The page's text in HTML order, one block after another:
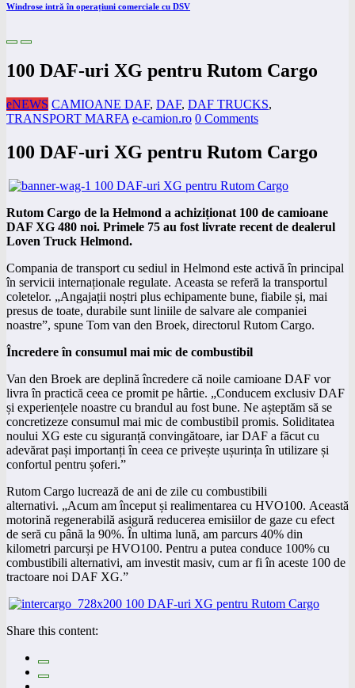
Windrose intră în operațiuni comerciale cu DSV
100 DAF-uri XG pentru Rutom Cargo
eNEWS CAMIOANE DAF, DAF, DAF TRUCKS,
TRANSPORT MARFA e-camion.ro 0 Comments
100 DAF-uri XG pentru Rutom Cargo
Rutom Cargo de la Helmond a achiziționat 100 de camioane
DAF XG 480 noi. Primele 75 au fost livrate recent de dealerul
Loven Truck Helmond.
Compania de transport cu sediul in Helmond este activă în principal
în servicii internaționale regulate. Aceasta se referă la transportul
coletelor. „Angajații noștri plus echipamente bune, fiabile și, mai
presus de toate, durabile sunt liniile de salvare ale companiei
noastre”, spune Tom van den Broek, directorul Rutom Cargo.
Încredere în consumul mai mic de combustibil
Van den Broek are deplină încredere că noile camioane DAF vor
livra în practică ceea ce promit pe hârtie. „Conducem exclusiv DAF
și experiențele noastre cu brandul au fost bune. Ne așteptăm să se
concretizeze consumul mai mic de combustibil promis. Soliditatea
noului XG este cu siguranță convingătoare, iar DAF a făcut cu
adevărat pași importanți în ceea ce privește ușurința în utilizare și
confortul pentru șoferi.”
Rutom Cargo lucrează de ani de zile cu combustibili
alternativi. „Acum am început și realimentarea cu HVO100. Această
motorină regenerabilă asigură reducerea emisiilor de gaze cu efect
de seră cu până la 90%. În ultima lună, am parcurs 40% din
kilometri parcurși pe HVO100. Pentru a putea conduce 100% cu
combustibili alternativi, am investit masiv, cum ar fi în aceste 100 de
tractoare noi DAF XG.”
Share this content: